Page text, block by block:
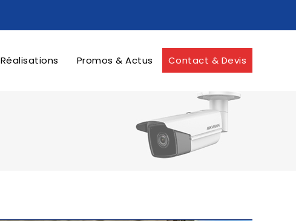
Réalisations Promos & Actus Contact & Devis